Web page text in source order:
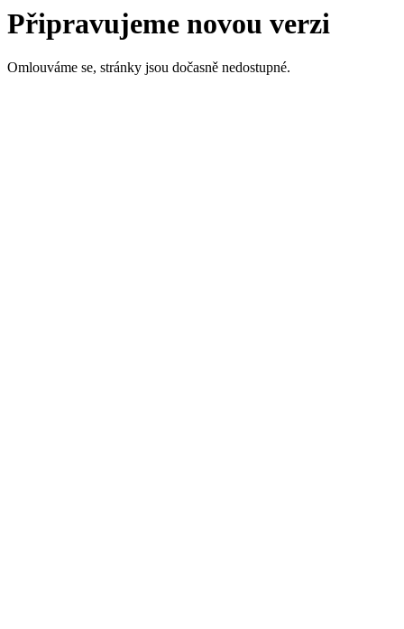
Připravujeme novou verzi
Omlouváme se, stránky jsou dočasně nedostupné.